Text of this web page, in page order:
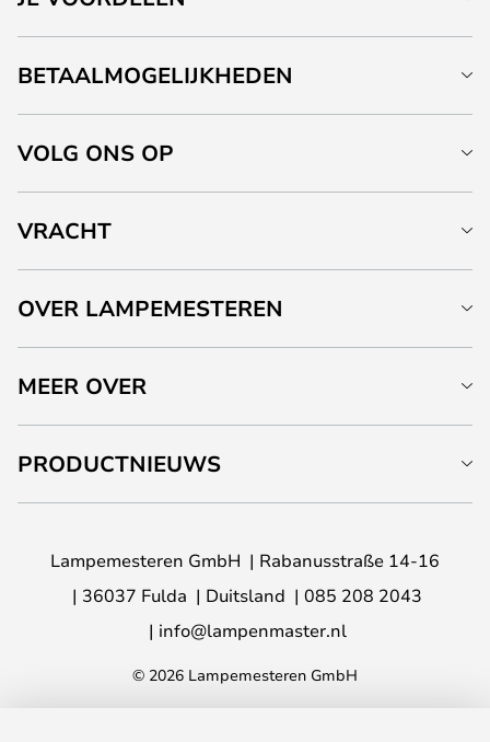
BETAALMOGELIJKHEDEN
VOLG ONS OP
VRACHT
OVER LAMPEMESTEREN
MEER OVER
PRODUCTNIEUWS
Lampemesteren GmbH
Rabanusstraße 14-16
36037 Fulda
Duitsland
085 208 2043
info@lampenmaster.nl
© 2026 Lampemesteren GmbH